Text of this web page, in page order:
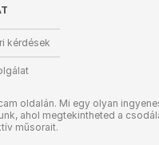
kérdések
oldalán. Mi egy olyan
ahol megtekintheted a
műsorait.